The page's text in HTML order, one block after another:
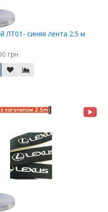
ЛТ01- синяя лента 2.5 м
грн